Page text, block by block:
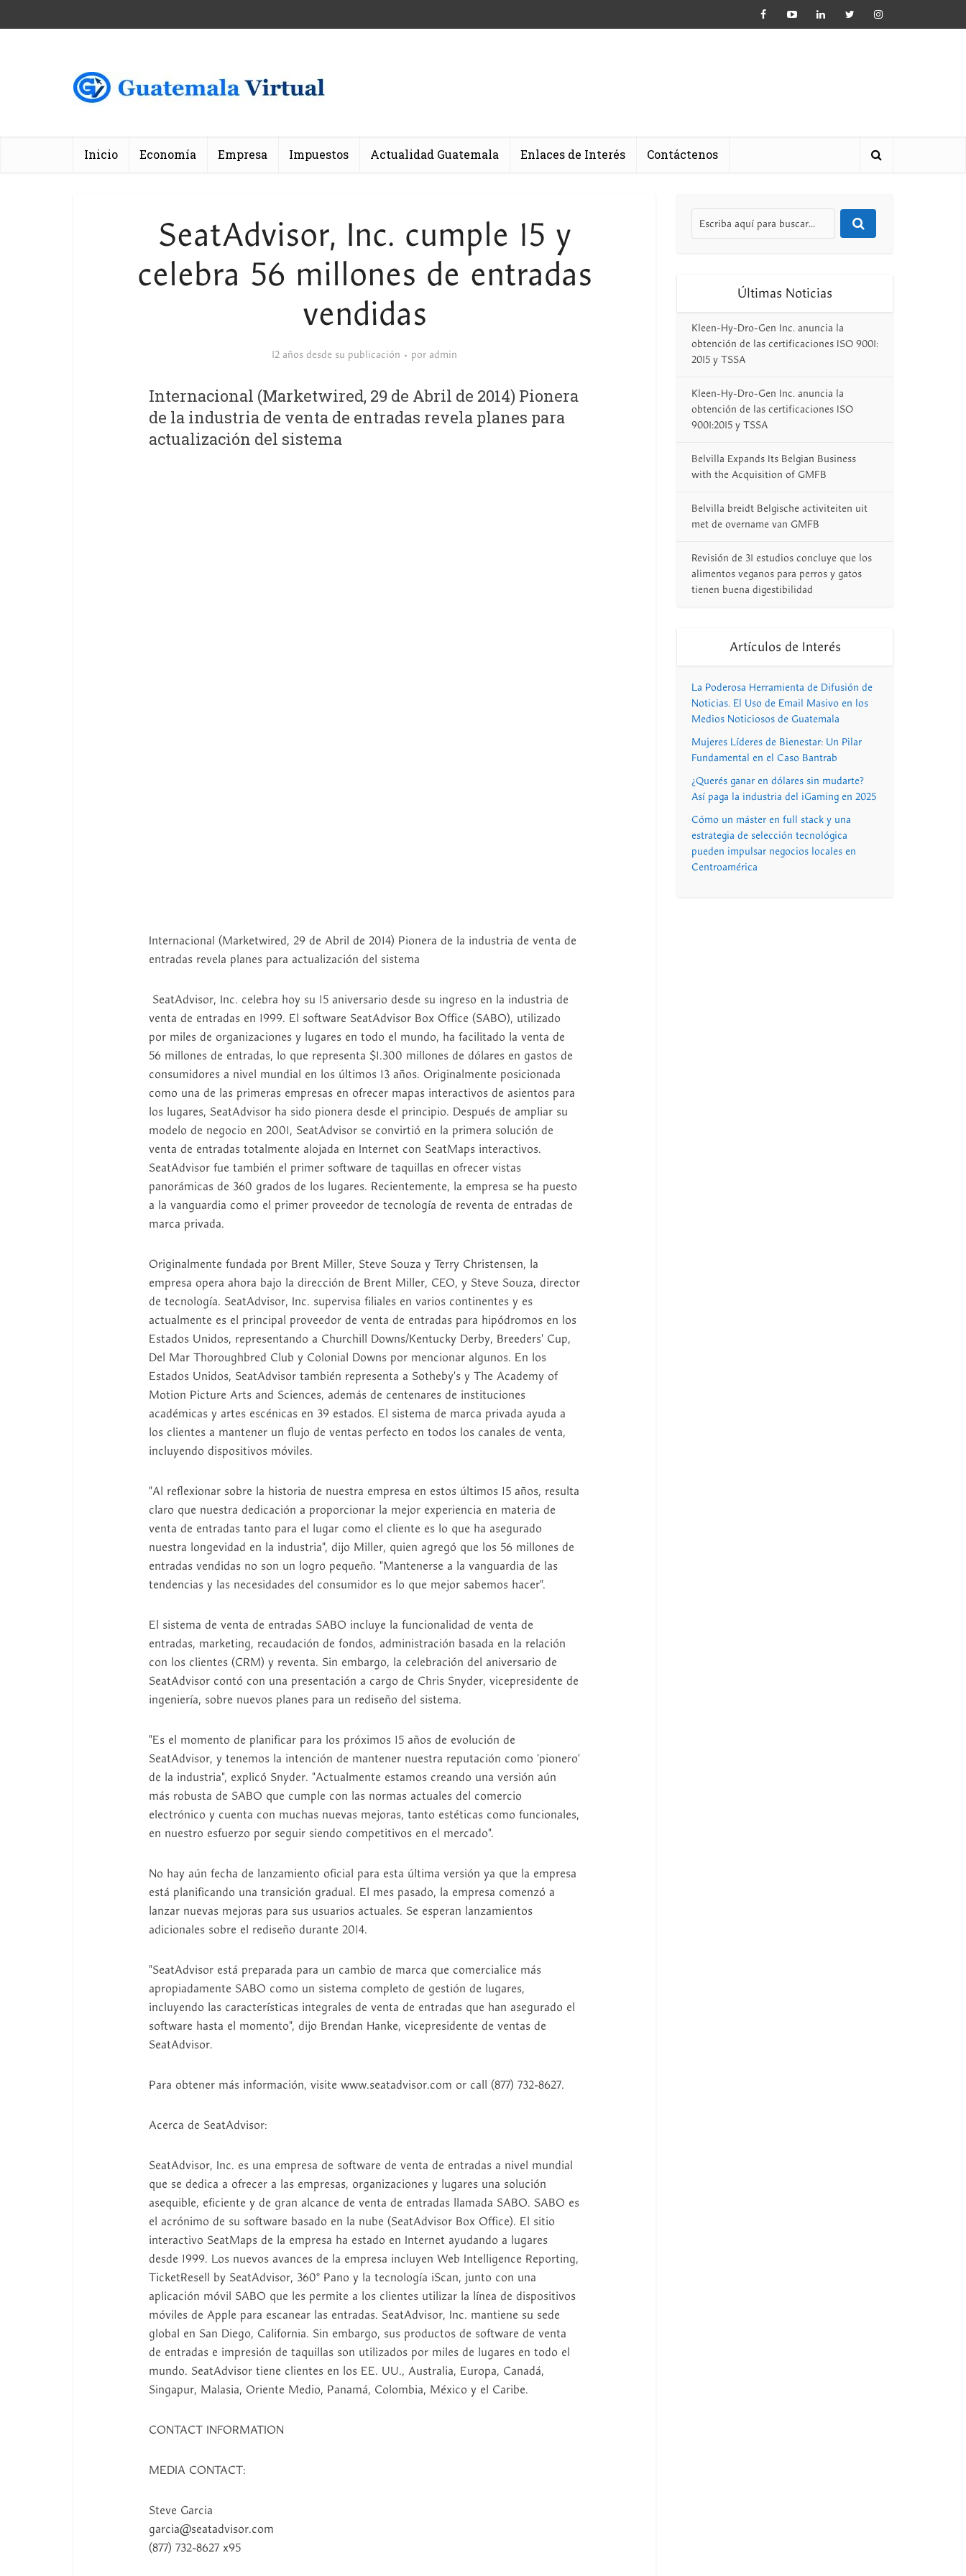
Inicio Economía Empresa Impuestos Actualidad Guatemala Enlaces de Interés Contáctenos
SeatAdvisor, Inc. cumple 15 y
celebra 56 millones de entradas
vendidas
12 años desde su publicación por admin
Internacional (Marketwired, 29 de Abril de 2014) Pionera
de la industria de venta de entradas revela planes para
actualización del sistema
Internacional (Marketwired, 29 de Abril de 2014) Pionera de la industria de venta de
entradas revela planes para actualización del sistema
SeatAdvisor, Inc. celebra hoy su 15 aniversario desde su ingreso en la industria de
venta de entradas en 1999. El software SeatAdvisor Box Office (SABO), utilizado
por miles de organizaciones y lugares en todo el mundo, ha facilitado la venta de
56 millones de entradas, lo que representa $1.300 millones de dólares en gastos de
consumidores a nivel mundial en los últimos 13 años. Originalmente posicionada
como una de las primeras empresas en ofrecer mapas interactivos de asientos para
los lugares, SeatAdvisor ha sido pionera desde el principio. Después de ampliar su
modelo de negocio en 2001, SeatAdvisor se convirtió en la primera solución de
venta de entradas totalmente alojada en Internet con SeatMaps interactivos.
SeatAdvisor fue también el primer software de taquillas en ofrecer vistas
panorámicas de 360 grados de los lugares. Recientemente, la empresa se ha puesto
a la vanguardia como el primer proveedor de tecnología de reventa de entradas de
marca privada.
Originalmente fundada por Brent Miller, Steve Souza y Terry Christensen, la
empresa opera ahora bajo la dirección de Brent Miller, CEO, y Steve Souza, director
de tecnología. SeatAdvisor, Inc. supervisa filiales en varios continentes y es
actualmente es el principal proveedor de venta de entradas para hipódromos en los
Estados Unidos, representando a Churchill Downs/Kentucky Derby, Breeders' Cup,
Del Mar Thoroughbred Club y Colonial Downs por mencionar algunos. En los
Estados Unidos, SeatAdvisor también representa a Sotheby's y The Academy of
Motion Picture Arts and Sciences, además de centenares de instituciones
académicas y artes escénicas en 39 estados. El sistema de marca privada ayuda a
los clientes a mantener un flujo de ventas perfecto en todos los canales de venta,
incluyendo dispositivos móviles.
"Al reflexionar sobre la historia de nuestra empresa en estos últimos 15 años, resulta
claro que nuestra dedicación a proporcionar la mejor experiencia en materia de
venta de entradas tanto para el lugar como el cliente es lo que ha asegurado
nuestra longevidad en la industria", dijo Miller, quien agregó que los 56 millones de
entradas vendidas no son un logro pequeño. "Mantenerse a la vanguardia de las
tendencias y las necesidades del consumidor es lo que mejor sabemos hacer".
El sistema de venta de entradas SABO incluye la funcionalidad de venta de
entradas, marketing, recaudación de fondos, administración basada en la relación
con los clientes (CRM) y reventa. Sin embargo, la celebración del aniversario de
SeatAdvisor contó con una presentación a cargo de Chris Snyder, vicepresidente de
ingeniería, sobre nuevos planes para un rediseño del sistema.
"Es el momento de planificar para los próximos 15 años de evolución de
SeatAdvisor, y tenemos la intención de mantener nuestra reputación como 'pionero'
de la industria", explicó Snyder. "Actualmente estamos creando una versión aún
más robusta de SABO que cumple con las normas actuales del comercio
electrónico y cuenta con muchas nuevas mejoras, tanto estéticas como funcionales,
en nuestro esfuerzo por seguir siendo competitivos en el mercado".
No hay aún fecha de lanzamiento oficial para esta última versión ya que la empresa
está planificando una transición gradual. El mes pasado, la empresa comenzó a
lanzar nuevas mejoras para sus usuarios actuales. Se esperan lanzamientos
adicionales sobre el rediseño durante 2014.
"SeatAdvisor está preparada para un cambio de marca que comercialice más
apropiadamente SABO como un sistema completo de gestión de lugares,
incluyendo las características integrales de venta de entradas que han asegurado el
software hasta el momento", dijo Brendan Hanke, vicepresidente de ventas de
SeatAdvisor.
Para obtener más información, visite www.seatadvisor.com or call (877) 732-8627.
Acerca de SeatAdvisor:
SeatAdvisor, Inc. es una empresa de software de venta de entradas a nivel mundial
que se dedica a ofrecer a las empresas, organizaciones y lugares una solución
asequible, eficiente y de gran alcance de venta de entradas llamada SABO. SABO es
el acrónimo de su software basado en la nube (SeatAdvisor Box Office). El sitio
interactivo SeatMaps de la empresa ha estado en Internet ayudando a lugares
desde 1999. Los nuevos avances de la empresa incluyen Web Intelligence Reporting,
TicketResell by SeatAdvisor, 360° Pano y la tecnología iScan, junto con una
aplicación móvil SABO que les permite a los clientes utilizar la línea de dispositivos
móviles de Apple para escanear las entradas. SeatAdvisor, Inc. mantiene su sede
global en San Diego, California. Sin embargo, sus productos de software de venta
de entradas e impresión de taquillas son utilizados por miles de lugares en todo el
mundo. SeatAdvisor tiene clientes en los EE. UU., Australia, Europa, Canadá,
Singapur, Malasia, Oriente Medio, Panamá, Colombia, México y el Caribe.
CONTACT INFORMATION
MEDIA CONTACT:
Steve Garcia
garcia@seatadvisor.com
(877) 732-8627 x95
Últimas Noticias
Kleen-Hy-Dro-Gen Inc. anuncia la
obtención de las certificaciones ISO 9001:
2015 y TSSA
Kleen-Hy-Dro-Gen Inc. anuncia la
obtención de las certificaciones ISO
9001:2015 y TSSA
Belvilla Expands Its Belgian Business
with the Acquisition of GMFB
Belvilla breidt Belgische activiteiten uit
met de overname van GMFB
Revisión de 31 estudios concluye que los
alimentos veganos para perros y gatos
tienen buena digestibilidad
Artículos de Interés
La Poderosa Herramienta de Difusión de
Noticias. El Uso de Email Masivo en los
Medios Noticiosos de Guatemala
Mujeres Líderes de Bienestar: Un Pilar
Fundamental en el Caso Bantrab
¿Querés ganar en dólares sin mudarte?
Así paga la industria del iGaming en 2025
Cómo un máster en full stack y una
estrategia de selección tecnológica
pueden impulsar negocios locales en
Centroamérica